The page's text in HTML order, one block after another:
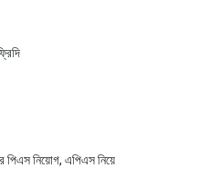
পিএস নিয়োগ, এপিএস নিয়ে